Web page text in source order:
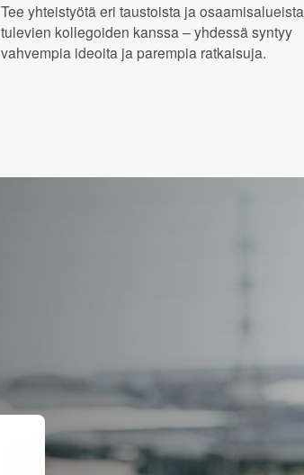
Tee yhteistyötä eri taustoista ja osaamisalueista
tulevien kollegoiden kanssa – yhdessä syntyy
vahvempia ideoita ja parempia ratkaisuja.